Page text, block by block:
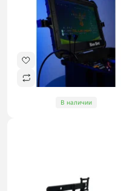
В наличии